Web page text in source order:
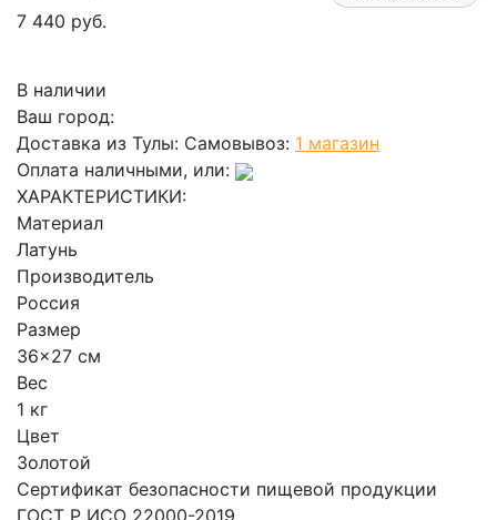
7 440 руб.
В наличии
Ваш город:
Доставка из Тулы: Самовывоз: 1 магазин
Оплата наличными, или:
ХАРАКТЕРИСТИКИ:
Материал
Латунь
Производитель
Россия
Размер
36x27 см
Вес
1 кг
Цвет
Золотой
Сертификат безопасности пищевой продукции